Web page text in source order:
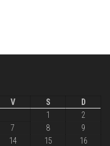
V S D
1
2
7 8
9
14 15
16